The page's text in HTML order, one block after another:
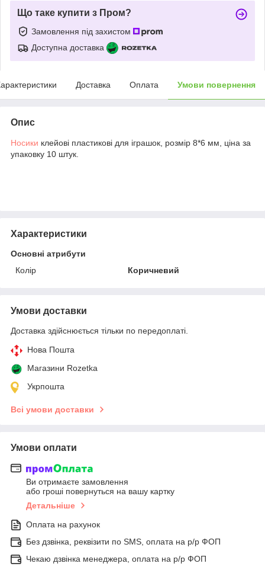
Що таке купити з Пром?
Замовлення під захистом
Доступна доставка
Доставка Оплата Умови повернення
Опис
Носики клейові пластикові для іграшок, розмір 8*6 мм, ціна за
упаковку 10 штук.
Характеристики
Основні атрибути
Колір
Коричневий
Умови доставки
Доставка здійснюється тільки по передоплаті.
Нова Пошта
Магазини Rozetka
Укрпошта
Всі умови доставки
Умови оплати
Ви отримаєте замовлення
або гроші повернуться на вашу картку
Детальніше
Оплата на рахунок
Без дзвінка, реквізити по SMS, оплата на р/р ФОП
Чекаю дзвінка менеджера, оплата на р/р ФОП